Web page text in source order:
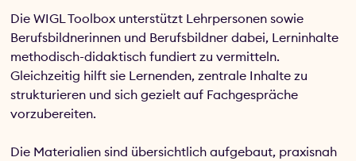
Die WIGL Toolbox unterstützt Lehrpersonen sowie
Berufsbildnerinnen und Berufsbildner dabei, Lerninhalte
methodisch-didaktisch fundiert zu vermitteln.
Gleichzeitig hilft sie Lernenden, zentrale Inhalte zu
strukturieren und sich gezielt auf Fachgespräche
vorzubereiten.
Die Materialien sind übersichtlich aufgebaut, praxisnah